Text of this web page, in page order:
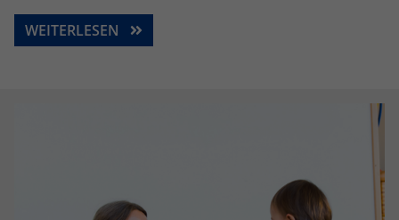
WEITERLESEN